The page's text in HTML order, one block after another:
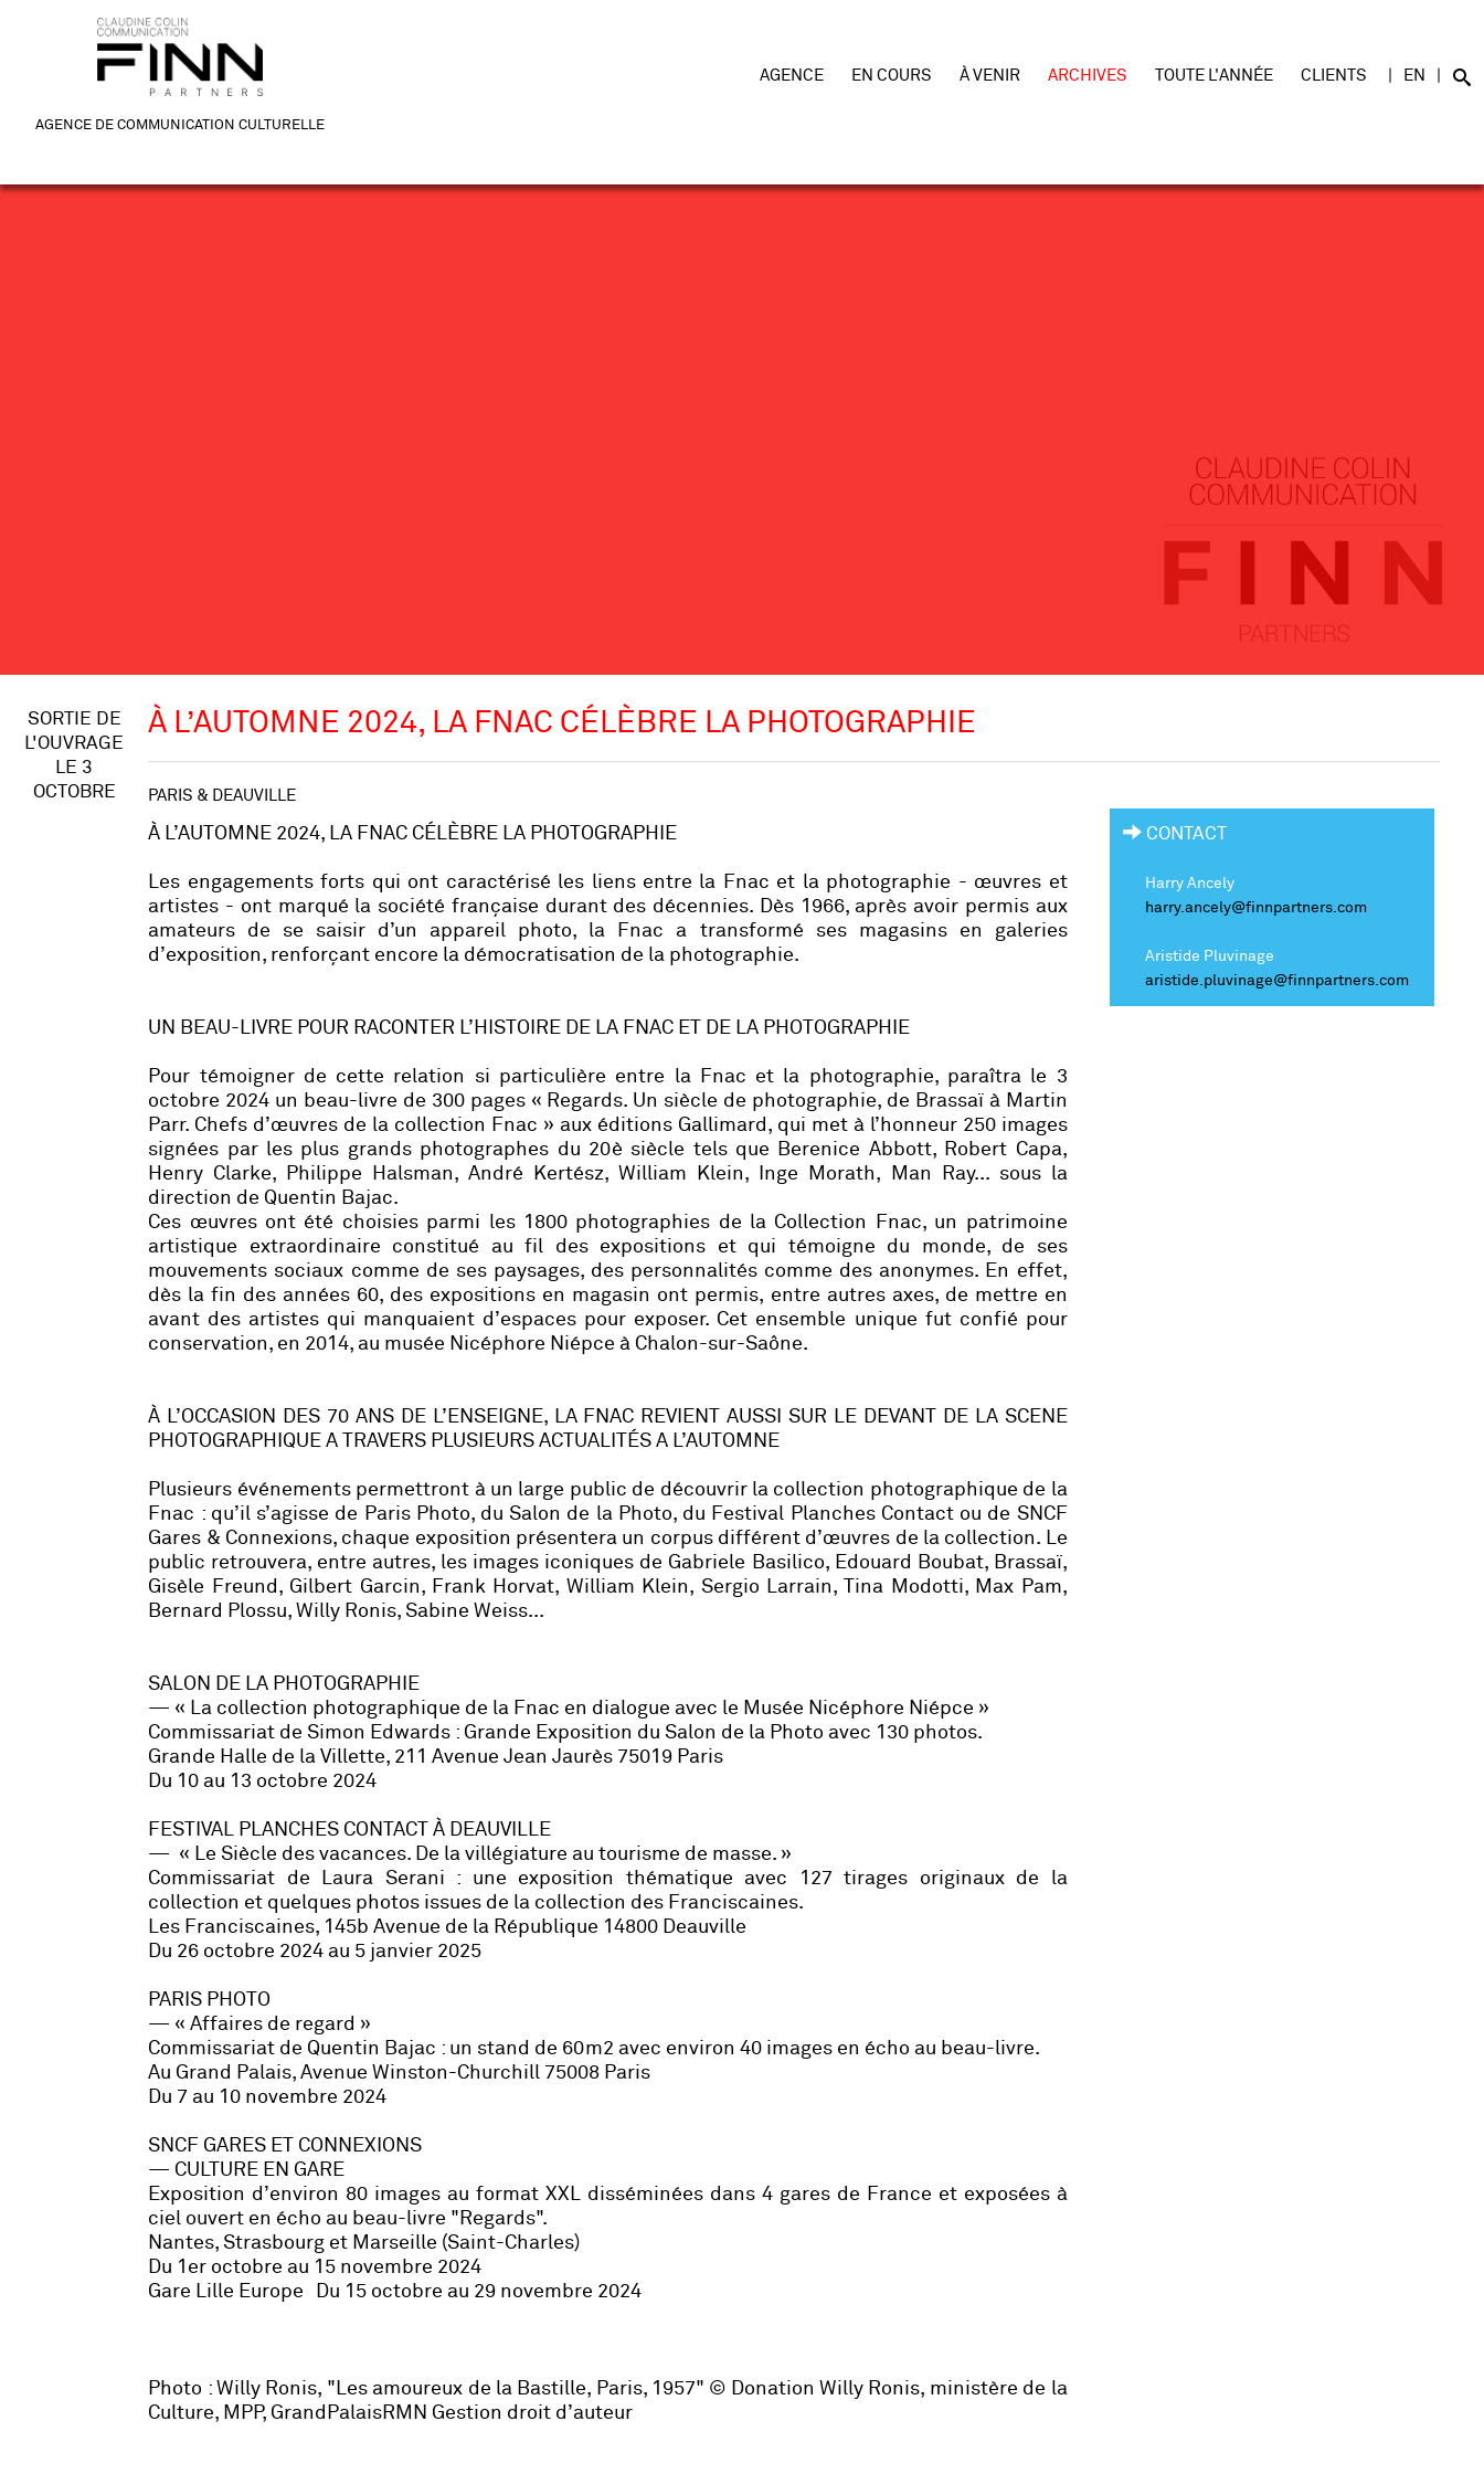
AGENCE DE COMMUNICATION CULTURELLE
AGENCE EN COURS À VENIR ARCHIVES TOUTE L'ANNÉE CLIENTS EN
SORTIE DE
L'OUVRAGE
LE 3
OCTOBRE
À L’AUTOMNE 2024, LA FNAC CÉLÈBRE LA PHOTOGRAPHIE
PARIS & DEAUVILLE
À L’AUTOMNE 2024, LA FNAC CÉLÈBRE LA PHOTOGRAPHIE
Les engagements forts qui ont caractérisé les liens entre la Fnac et la photographie - œuvres et
artistes - ont marqué la société française durant des décennies. Dès 1966, après avoir permis aux
amateurs de se saisir d’un appareil photo, la Fnac a transformé ses magasins en galeries
d’exposition, renforçant encore la démocratisation de la photographie.
UN BEAU-LIVRE POUR RACONTER L’HISTOIRE DE LA FNAC ET DE LA PHOTOGRAPHIE
Pour témoigner de cette relation si particulière entre la Fnac et la photographie, paraîtra le 3
octobre 2024 un beau-livre de 300 pages « Regards. Un siècle de photographie, de Brassaï à Martin
Parr. Chefs d’œuvres de la collection Fnac » aux éditions Gallimard, qui met à l’honneur 250 images
signées par les plus grands photographes du 20è siècle tels que Berenice Abbott, Robert Capa,
Henry Clarke, Philippe Halsman, André Kertész, William Klein, Inge Morath, Man Ray... sous la
direction de Quentin Bajac.
Ces œuvres ont été choisies parmi les 1800 photographies de la Collection Fnac, un patrimoine
artistique extraordinaire constitué au fil des expositions et qui témoigne du monde, de ses
mouvements sociaux comme de ses paysages, des personnalités comme des anonymes. En effet,
dès la fin des années 60, des expositions en magasin ont permis, entre autres axes, de mettre en
avant des artistes qui manquaient d’espaces pour exposer. Cet ensemble unique fut confié pour
conservation, en 2014, au musée Nicéphore Niépce à Chalon-sur-Saône.
À L’OCCASION DES 70 ANS DE L’ENSEIGNE, LA FNAC REVIENT AUSSI SUR LE DEVANT DE LA SCENE
PHOTOGRAPHIQUE A TRAVERS PLUSIEURS ACTUALITÉS A L’AUTOMNE
Plusieurs événements permettront à un large public de découvrir la collection photographique de la
Fnac : qu’il s’agisse de Paris Photo, du Salon de la Photo, du Festival Planches Contact ou de SNCF
Gares & Connexions, chaque exposition présentera un corpus différent d’œuvres de la collection. Le
public retrouvera, entre autres, les images iconiques de Gabriele Basilico, Edouard Boubat, Brassaï,
Gisèle Freund, Gilbert Garcin, Frank Horvat, William Klein, Sergio Larrain, Tina Modotti, Max Pam,
Bernard Plossu, Willy Ronis, Sabine Weiss...
SALON DE LA PHOTOGRAPHIE
— « La collection photographique de la Fnac en dialogue avec le Musée Nicéphore Niépce »
Commissariat de Simon Edwards : Grande Exposition du Salon de la Photo avec 130 photos.
Grande Halle de la Villette, 211 Avenue Jean Jaurès 75019 Paris
Du 10 au 13 octobre 2024
FESTIVAL PLANCHES CONTACT À DEAUVILLE
— « Le Siècle des vacances. De la villégiature au tourisme de masse. »
Commissariat de Laura Serani : une exposition thématique avec 127 tirages originaux de la
collection et quelques photos issues de la collection des Franciscaines.
Les Franciscaines, 145b Avenue de la République 14800 Deauville
Du 26 octobre 2024 au 5 janvier 2025
PARIS PHOTO
— « Affaires de regard »
Commissariat de Quentin Bajac : un stand de 60m2 avec environ 40 images en écho au beau-livre.
Au Grand Palais, Avenue Winston-Churchill 75008 Paris
Du 7 au 10 novembre 2024
SNCF GARES ET CONNEXIONS
— CULTURE EN GARE
Exposition d’environ 80 images au format XXL disséminées dans 4 gares de France et exposées à
ciel ouvert en écho au beau-livre "Regards".
Nantes, Strasbourg et Marseille (Saint-Charles)
Du 1er octobre au 15 novembre 2024
Gare Lille Europe Du 15 octobre au 29 novembre 2024
Photo : Willy Ronis, "Les amoureux de la Bastille, Paris, 1957" © Donation Willy Ronis, ministère de la
Culture, MPP, GrandPalaisRMN Gestion droit d’auteur
CONTACT
Harry Ancely
harry.ancely@finnpartners.com
Aristide Pluvinage
aristide.pluvinage@finnpartners.com